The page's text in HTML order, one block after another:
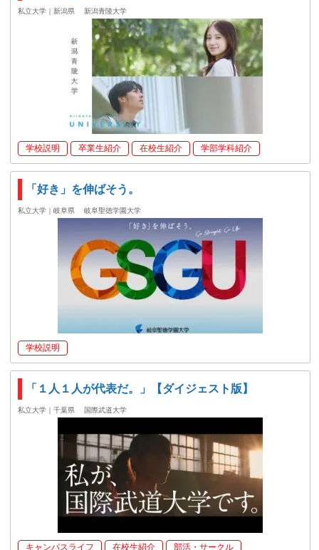
私立大学｜新潟県 新潟青陵大学
学校説明 卒業生紹介 在校生紹介 学部学科紹介
「好き」を伸ばそう。
私立大学｜岐阜県 岐阜聖徳学園大学
学校説明
「１人１人が代表だ。」【ダイジェスト版】
私立大学｜千葉県 国際武道大学
キャンパスライフ 在校生紹介 部活・サークル